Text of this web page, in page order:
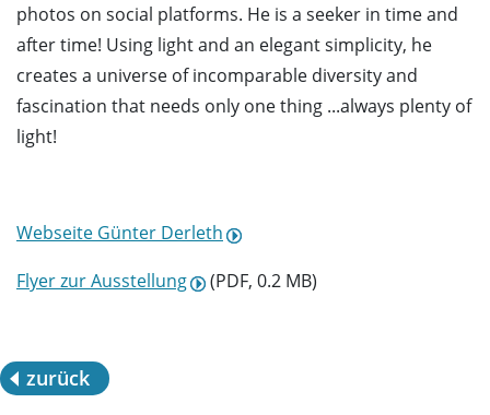
photos on social platforms. He is a seeker in time and
after time! Using light and an elegant simplicity, he
creates a universe of incomparable diversity and
fascination that needs only one thing ...always plenty of
light!
Webseite Günter Derleth
Flyer zur Ausstellung
(PDF, 0.2 MB)
zurück